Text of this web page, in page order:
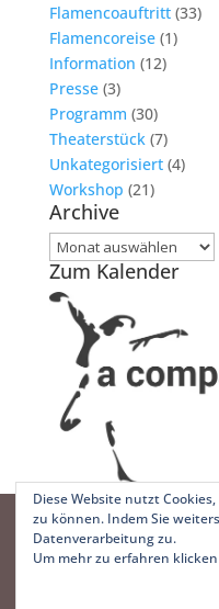
Flamencoauftritt(33)
Flamencoreise(1)
Information (12)
Presse(3)
Programm (30)
Theaterstück(7)
Unkategorisiert(4)
Workshop (21)
Archive
Archive
Zum Kalender
Facebook
X
Diese Website nutzt
zu können. Indem Sie
Datenverarbeitung zu.
Um mehr zu erfahren